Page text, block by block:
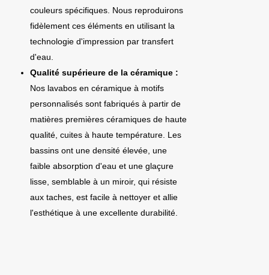
couleurs spécifiques. Nous reproduirons
fidèlement ces éléments en utilisant la
technologie d'impression par transfert
d'eau.
Qualité supérieure de la céramique :
Nos lavabos en céramique à motifs
personnalisés sont fabriqués à partir de
matières premières céramiques de haute
qualité, cuites à haute température. Les
bassins ont une densité élevée, une
faible absorption d'eau et une glaçure
lisse, semblable à un miroir, qui résiste
aux taches, est facile à nettoyer et allie
l'esthétique à une excellente durabilité.